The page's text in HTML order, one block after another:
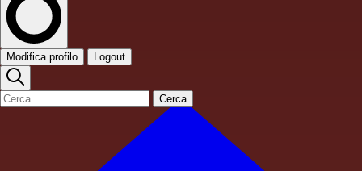
Modifica profilo Logout
Cerca